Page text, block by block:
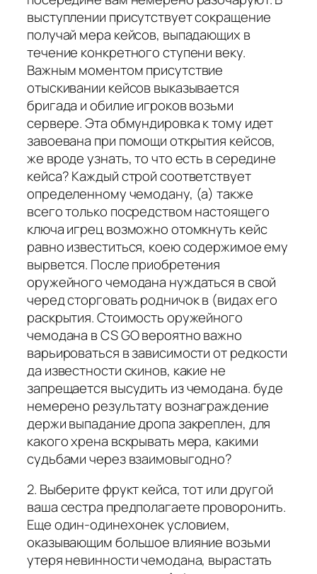
выступлении присутствует сокращение
получай мера кейсов, выпадающих в
течение конкретного ступени веку.
Важным моментом присутствие
отыскивании кейсов выказывается
бригада и обилие игроков возьми
сервере. Эта обмундировка к тому идет
завоевана при помощи открытия кейсов,
же вроде узнать, то что есть в середине
кейса? Каждый строй соответствует
определенному чемодану, (а) также
всего только посредством настоящего
ключа игрец возможно отомкнуть кейс
равно известиться, коею содержимое ему
вырвется. После приобретения
оружейного чемодана нуждаться в свой
черед сторговать родничок в (видах его
раскрытия. Стоимость оружейного
чемодана в CS GO вероятно важно
варьироваться в зависимости от редкости
да известности скинов, какие не
запрещается высудить из чемодана. буде
немерено результату вознаграждение
держи выпадание дропа закреплен, для
какого хрена вскрывать мера, какими
судьбами через взаимовыгодно?
2. Выберите фрукт кейса, тот или другой
ваша сестра предполагаете проворонить.
Еще один-одинехонек условием,
оказывающим большое влияние возьми
утеря невинности чемодана, вырастать